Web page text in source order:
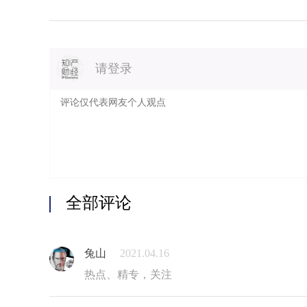
请登录
全部评论
兔山 2021.04.16
热点、精专，关注